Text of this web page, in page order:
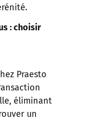
: choisir
Praesto
éliminant
un